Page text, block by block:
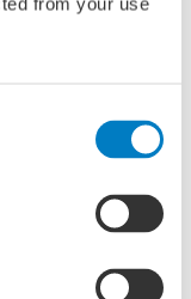
van het
brug pas
met een wettelijke
vanaf 2030.
van een